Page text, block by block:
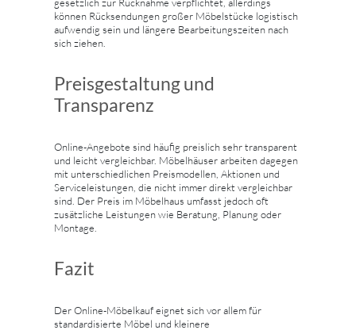
können Rücksendungen großer Möbelstücke logistisch
aufwendig sein und längere Bearbeitungszeiten nach
sich ziehen.
Preisgestaltung und
Transparenz
Online-Angebote sind häufig preislich sehr transparent
und leicht vergleichbar. Möbelhäuser arbeiten dagegen
mit unterschiedlichen Preismodellen, Aktionen und
Serviceleistungen, die nicht immer direkt vergleichbar
sind. Der Preis im Möbelhaus umfasst jedoch oft
zusätzliche Leistungen wie Beratung, Planung oder
Montage.
Fazit
Der Online-Möbelkauf eignet sich vor allem für
standardisierte Möbel und kleinere